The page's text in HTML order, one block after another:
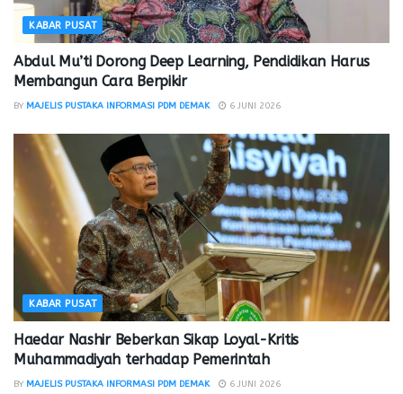
KABAR PUSAT
Abdul Mu’ti Dorong Deep Learning, Pendidikan Harus
Membangun Cara Berpikir
BY MAJELIS PUSTAKA INFORMASI PDM DEMAK 6 JUNI 2026
KABAR PUSAT
Haedar Nashir Beberkan Sikap Loyal-Kritis
Muhammadiyah terhadap Pemerintah
BY MAJELIS PUSTAKA INFORMASI PDM DEMAK 6 JUNI 2026